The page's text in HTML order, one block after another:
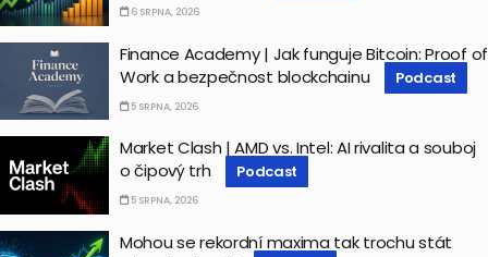
6 SRPNA, 2026
Finance Academy | Jak funguje Bitcoin: Proof of
Work a bezpečnost blockchainu
Podcast
5 SRPNA, 2026
Market Clash | AMD vs. Intel: AI rivalita a souboj
o čipový trh
Podcast
5 SRPNA, 2026
Mohou se rekordní maxima tak trochu stát